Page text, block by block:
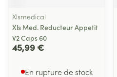
Xlsmedical
Xls Med. Reducteur Appetit
V2 Caps 60
45,99 €
En rupture de stock